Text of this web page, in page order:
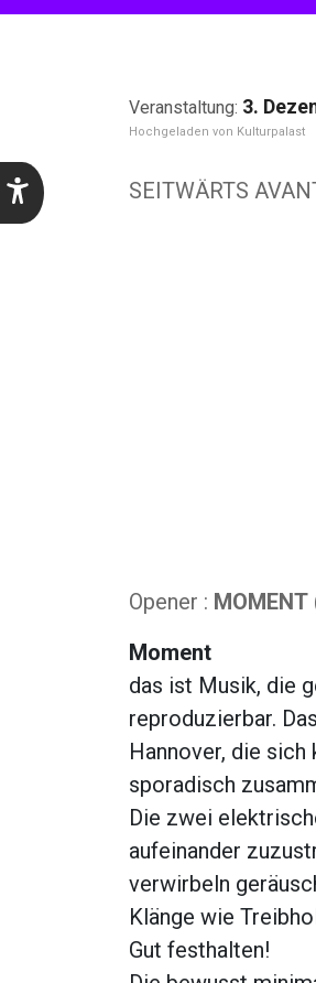
3.
Kulturpalast
SEITWÄRTS
Opener : MOMENT
Moment
das ist Musik, die
reproduzierbar.
Hannover, die
sporadisch
Die zwei
aufeinander
verwirbeln
Klänge wie
Gut festhalten!